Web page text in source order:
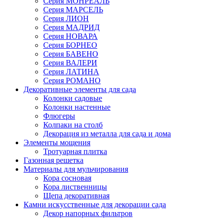
Серия МАРСЕЛЬ
Серия ЛИОН
Серия МАДРИД
Серия НОВАРА
Серия БОРНЕО
Серия БАВЕНО
Серия ВАЛЕРИ
Серия ЛАТИНА
Серия РОМАНО
Декоративные элементы для сада
Колонки садовые
Колонки настенные
Флюгеры
Колпаки на столб
Декорация из металла для сада и дома
Элементы мощения
Тротуарная плитка
Газонная решетка
Материалы для мульчирования
Кора сосновая
Кора лиственницы
Щепа декоративная
Камни искусственные для декорации сада
Декор напорных фильтров